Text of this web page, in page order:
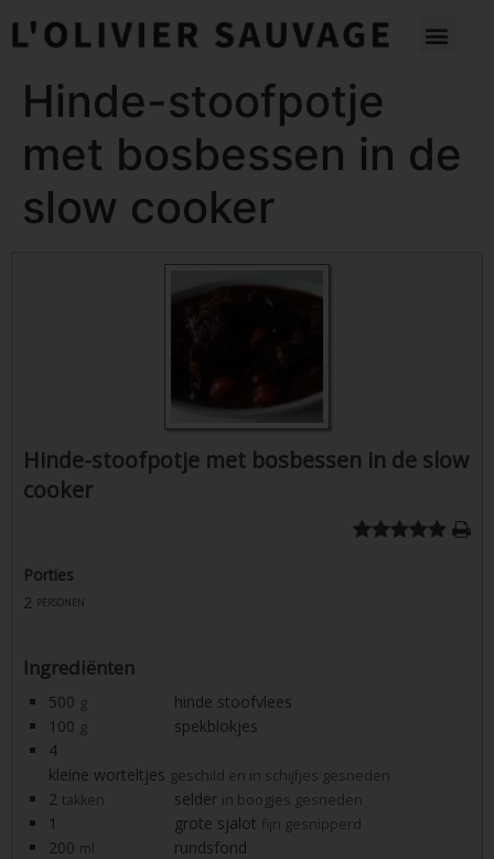
Hinde-stoofpotje
met bosbessen in de
slow cooker
Hinde-stoofpotje met bosbessen in de slow
cooker
Porties
2 personen
Ingrediënten
500 g
hinde stoofvlees
100 g
spekblokjes
4
kleine worteltjes geschild en in schijfjes gesneden
2 takken selder in boogjes gesneden
1 grote sjalot fijn gesnipperd
200 ml
rundsfond